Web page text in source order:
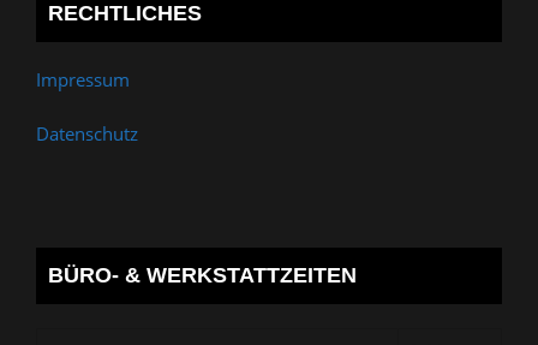
RECHTLICHES
Impressum
Datenschutz
BÜRO- & WERKSTATTZEITEN